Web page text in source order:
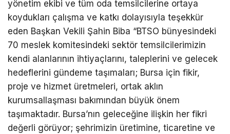
yönetim ekibi ve tüm oda temsilcilerine ortaya
koydukları çalışma ve katkı dolayısıyla teşekkür
eden Başkan Vekili Şahin Biba “BTSO bünyesindeki
70 meslek komitesindeki sektör temsilcilerimizin
kendi alanlarının ihtiyaçlarını, taleplerini ve gelecek
hedeflerini gündeme taşımaları; Bursa için fikir,
proje ve hizmet üretmeleri, ortak aklın
kurumsallaşması bakımından büyük önem
taşımaktadır. Bursa’nın geleceğine ilişkin her fikri
değerli görüyor; şehrimizin üretimine, ticaretine ve